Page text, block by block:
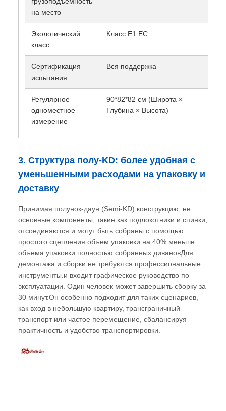
на место
Экологический
класс
Класс E1 ЕС
Сертификация
испытания
Вся поддержка
Регулярное
одноместное
измерение
90*82*82 см (Широта ×
Глубина × Высота)
3. Структура полу-KD: более удобная с
уменьшенными расходами на упаковку и
доставку
Принимая полунок-даун (Semi-KD) конструкцию, не
основные компоненты, такие как подлокотники и спинки,
отсоединяются и могут быть собраны с помощью
простого сцепления:объем упаковки на 40% меньше
объема упаковки полностью собранных дивановДля
демонтажа и сборки не требуются профессиональные
инструменты.и входит графическое руководство по
эксплуатации. Один человек может завершить сборку за
30 минут.Он особенно подходит для таких сценариев,
как вход в небольшую квартиру, трансграничный
транспорт или частое перемещение, сбалансируя
практичность и удобство транспортировки.